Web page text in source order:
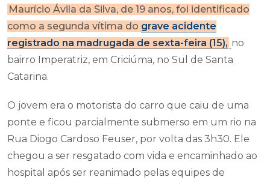
Maurício Ávila da Silva, de 19 anos, foi identificado
como a segunda vítima do grave acidente
registrado na madrugada de sexta-feira (15), no
bairro Imperatriz, em Criciúma, no Sul de Santa
Catarina.
O jovem era o motorista do carro que caiu de uma
ponte e ficou parcialmente submerso em um rio na
Rua Diogo Cardoso Feuser, por volta das 3h30. Ele
chegou a ser resgatado com vida e encaminhado ao
hospital após ser reanimado pelas equipes de